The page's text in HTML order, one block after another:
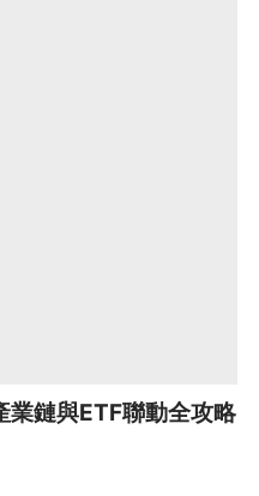
業鏈與ETF聯動全攻略